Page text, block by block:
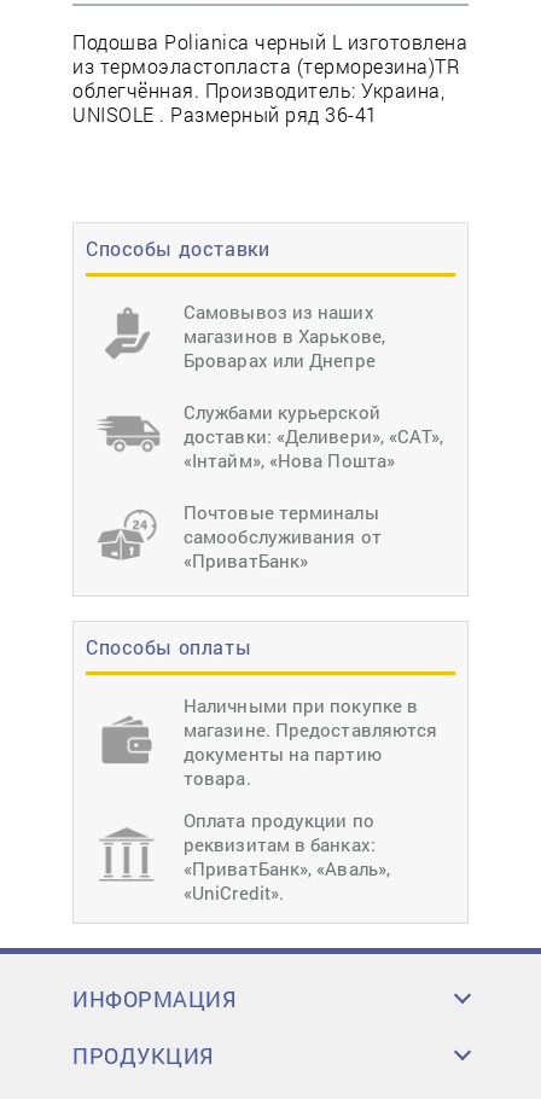
Способы доставки
Самовывоз из наших
магазинов в Харькове,
Броварах или Днепре
Службами курьерской
доставки: «Деливери», «САТ»,
«Інтайм», «Нова Пошта»
Почтовые терминалы
самообслуживания от
«ПриватБанк»
Способы оплаты
Наличными при покупке в
магазине. Предоставляются
документы на партию
товара.
Оплата продукции по
реквизитам в банках:
«ПриватБанк», «Аваль»,
«UniCredit».
Подошва Polianica черный L изготовлена
из термоэластопласта (терморезина)TR
облегчённая. Производитель: Украина,
UNISOLE . Размерный ряд 36-41
ИНФОРМАЦИЯ
ПРОДУКЦИЯ